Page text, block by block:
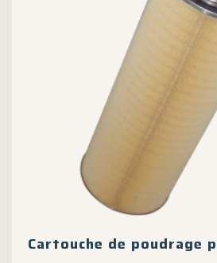
Cartouche de poudrage